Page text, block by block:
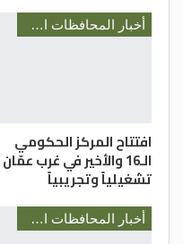
أخبار المحافظات الأردنية
افتتاح المركز الحكومي
الـ16 والأخير في غرب عمّان
تشغيلياً وتجريبياً
أخبار المحافظات الأردنية